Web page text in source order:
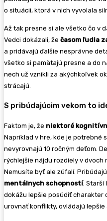
o situácii, ktorá v nich vyvolala
Až tak presne si ale všetko čo v
Vedci dokázali, že časom ľudia
a pridávajú ďalšie nesprávne
všetko si pamätajú presne a do
nech už vznikli za akýchkoľvek
strácajú.
S pribúdajúcim vekom to
Faktom je, že niektoré
Napríklad v hre, kde je potrebné
nevyrovnajú 10 ročným deťom.
rýchlejšie nájdu rozdiely v dvoch
Nemusíte byť ale zúfalí.
mentálnych schopností. Starší
dokážu lepšie posúdiť charakter
urovnať konflikty, ovládajú lepšie